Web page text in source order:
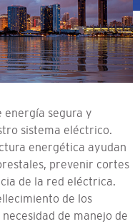
energía segura y
sistema eléctrico.
energética ayudan
prevenir cortes
de la red eléctrica.
de los
de manejo de